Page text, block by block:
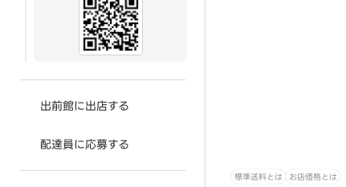
出前館に出店する
配達員に応募する
標準送料とは お店価格とは